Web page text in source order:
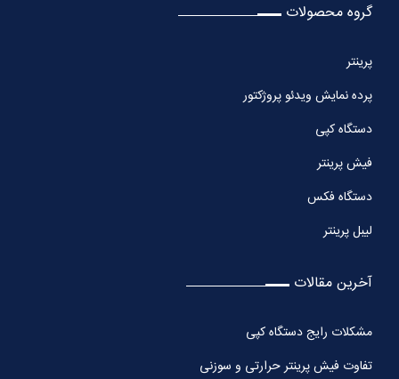
گروه محصولات
پرینتر
پرده نمایش ویدئو پروژکتور
دستگاه کپی
فیش پرینتر
دستگاه فکس
لیبل پرینتر
آخرین مقالات
مشکلات رایج دستگاه کپی
تفاوت فیش پرینتر حرارتی و سوزنی